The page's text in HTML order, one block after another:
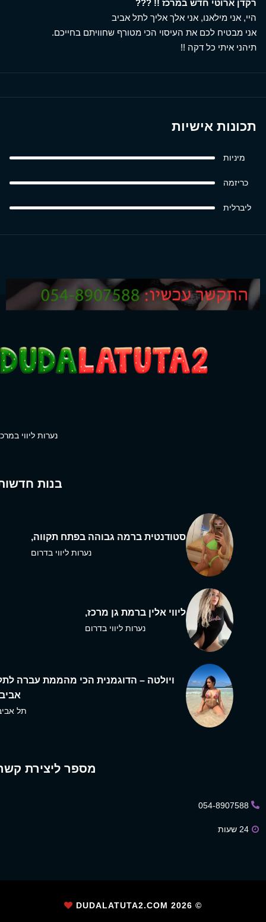
רקדן ארוטי חדש במרכז !! ???
היי, אני מילאנו, אני אלך אליך לתל אביב
אני מבטיח לכם את העיסוי הכי מטורף שחוויתם בחייכם.
תיהני איתי כל דקה !!
תכונות אישיות
מיניות
כריזמה
ליברלית
נערות ליווי
בנות
סטודנטית ברמה גבוהה בפתח תקווה,
נערות ליווי בדרום
ליווי אלין ברמת גן מרכז,
נערות ליווי בדרום
ויולטה – הדוגמנית הכי מהממת עברה
תל
מספר ליצירת
054-8907588
24 שעות
© DUDALATUTA2.COM
2026